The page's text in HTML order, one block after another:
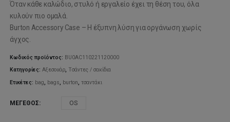
was:
20,00€.
τιμή
είναι:
Όταν κάθε καλώδιο, στυλό ή εργαλείο έχει τη θέση του, όλα
κυλούν πιο ομαλά.
Burton Accessory Case – Η έξυπνη λύση για οργάνωση χωρίς
άγχος.
Κωδικός προϊόντος: BU0AC110221120000
Κατηγορίες:Αξεσουάρ, Τσάντες / σακίδια
Ετικέτες: bag bags burton ,τσαντάκι
ΜΈΓΕΘΟΣ OS